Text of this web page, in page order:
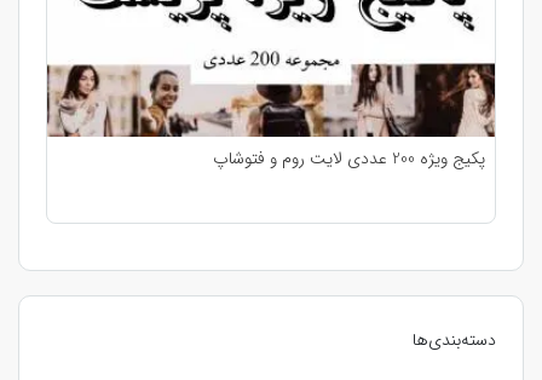
دسته‌بندی‌ها
پکیج ویژه 200 عددی لایت روم و فتوشاپ